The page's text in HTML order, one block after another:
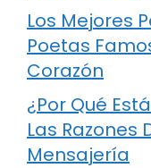
Los Mejores
Poetas
Corazón
¿Por Qué
Las Razones
Mensajería